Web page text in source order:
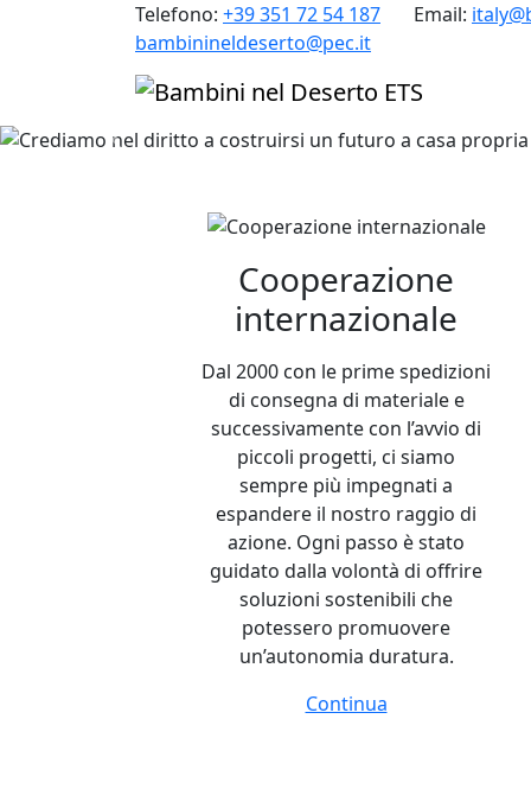
Telefono: +39 351 72 54 187 Email:
bambinineldeserto@pec.it
Crediamo
a casa propria
Grazie
migrazione
Previous
Cooperazione
internazionale
Dal 2000 con le prime spedizioni
di consegna di materiale e
successivamente con l’avvio di
piccoli progetti, ci siamo
sempre più impegnati a
espandere il nostro raggio di
azione. Ogni passo è stato
guidato dalla volontà di offrire
soluzioni sostenibili che
potessero promuovere
un’autonomia duratura.
Continua